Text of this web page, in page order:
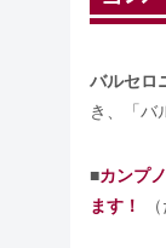
バルセロ
き、「バ
■カンプ
ます！